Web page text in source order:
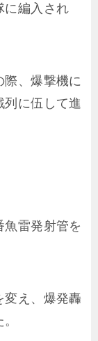
に編入され
、爆撃機に
に伍して進
雷発射管を
え、爆発轟